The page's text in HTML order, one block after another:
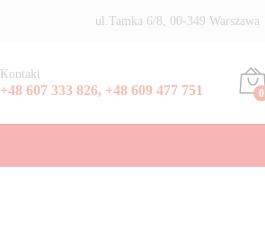
ul.Tamka 6/8, 00-349 Warszawa
Kontakt
+48 607 333 826, +48 609 477 751 0